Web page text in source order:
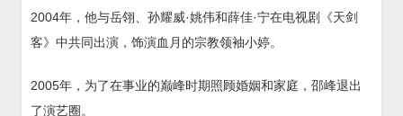
2004年，他与岳翎、孙耀威·姚伟和薛佳·宁在电视剧《天剑
客》中共同出演，饰演血月的宗教领袖小婷。
2005年，为了在事业的巅峰时期照顾婚姻和家庭，邵峰退出
了演艺圈。